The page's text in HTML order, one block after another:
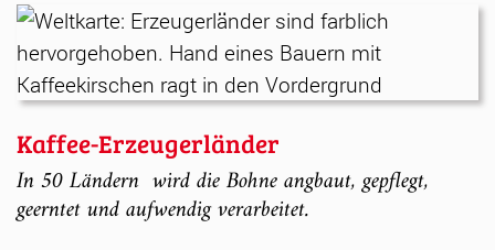
Kaffee-Erzeugerländer
In 50 Ländern wird die Bohne angbaut, gepflegt,
geerntet und aufwendig verarbeitet.